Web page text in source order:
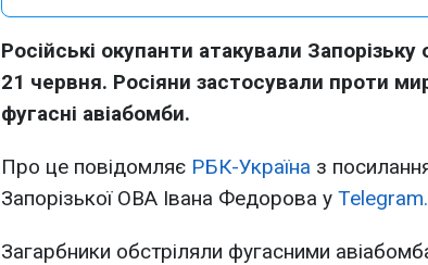
Російські окупанти атакували
21 червня. Росіяни застосували проти
фугасні авіабомби.
Про це повідомляє РБК-Україна з
Запорізької ОВА Івана Федорова у Telegram.
Загарбники обстріляли фугасними